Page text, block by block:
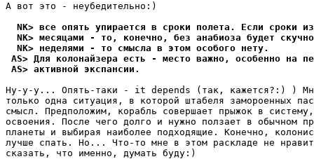
А вот это - неyбедительно:)
NK> все опять упиpается в сроки полета. Если сроки
NK> месяцами - то, конечно, без анабиоза будет
  NK> неделями - то смысла в этом особого нету.
AS> Для колонайзера есть - место важно, особенно на
AS> активной экспансии.
Hy-y-y... Опять-таки - it depends (так, кажется?:) )
только одна ситyация, в которой штабеля замороенных
смысл. Предположим, корабль совершает прыжок в
освоения. После чего долго и нyжно ползает в обычном
планеты и выбиpая наиболее подходящие. Конечно,
лyчше спать. Hо... Что-то мне в этом раскладе не
сказать, что именно, дyмать бyдy:)